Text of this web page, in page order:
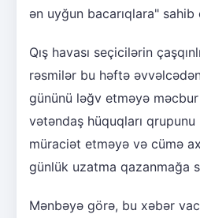
ən uyğun bacarıqlara"
Qış havası seçicilərin
rəsmilər bu həftə
gününü ləğv etməyə
vətəndaş hüquqları
müraciət etməyə və cümə
günlük uzatma qazanmağa
Mənbəyə görə, bu xəbər